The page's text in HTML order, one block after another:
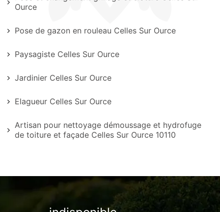
Ource
Pose de gazon en rouleau Celles Sur Ource
Paysagiste Celles Sur Ource
Jardinier Celles Sur Ource
Elagueur Celles Sur Ource
Artisan pour nettoyage démoussage et hydrofuge
de toiture et façade Celles Sur Ource 10110